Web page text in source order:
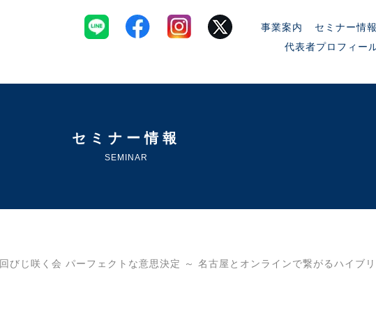
事業案内 セミナー情報
代表者プロフィー
セミナー情報
SEMINAR
びじ咲く会 パーフェクトな意思決定 ～ 名古屋とオンラインで繋がるハイブ